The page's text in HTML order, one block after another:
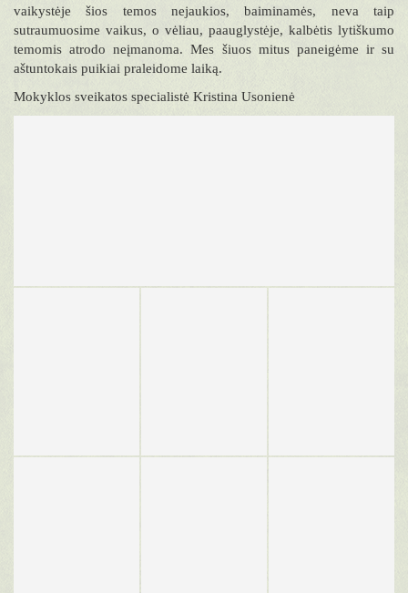
vaikystėje šios temos nejaukios, baiminamės, neva taip
sutraumuosime vaikus, o vėliau, paauglystėje, kalbėtis lytiškumo
temomis atrodo neįmanoma. Mes šiuos mitus paneigėme ir su
aštuntokais puikiai praleidome laiką.
Mokyklos sveikatos specialistė Kristina Usonienė